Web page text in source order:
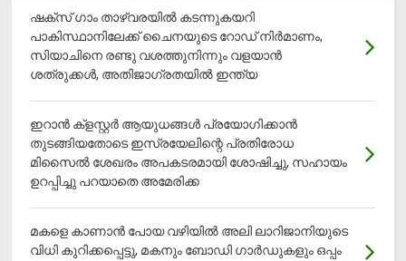
ഷക്സ് ​ഗാം താഴ്‌വരയിൽ കടന്നുകയറി
പാകിസ്ഥാനിലേക്ക് ചൈനയുടെ റോഡ് നിർമാണം,
സിയാചിനെ രണ്ടു വശത്തുനിന്നും വളയാൻ
ശത്രുക്കൾ, അതിജാ​ഗ്രതയിൽ ഇന്ത്യ
ഇറാന്‍ ക്‌ളസ്റ്റര്‍ ആയുധങ്ങള്‍ പ്രയോഗിക്കാന്‍
തുടങ്ങിയതോടെ ഇസ്രയേലിന്റെ പ്രതിരോധ
മിസൈല്‍ ശേഖരം അപകടരമായി ശോഷിച്ചു, സഹായം
ഉറപ്പിച്ചു പറയാതെ അമേരിക്ക
മകളെ കാണാന്‍ പോയ വഴിയില്‍ അലി ലാറിജാനിയുടെ
വിധി കുറിക്കപ്പെട്ടു, മകനും ബോഡി ഗാര്‍ഡുകളും ഒപ്പം